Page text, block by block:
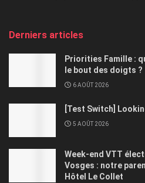
Derniers articles
Priorities Famille :
le bout des doigts ?
6 AOÛT 2026
[Test Switch]
5 AOÛT 2026
Week-end VTT
Vosges : notre
Hôtel Le Collet